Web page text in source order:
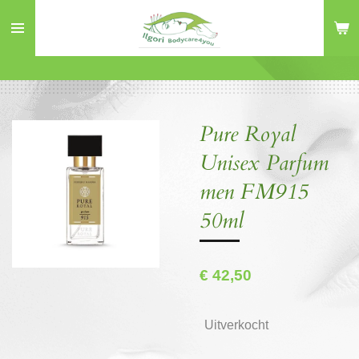
direct
hoofdinhoud
Pure Royal
Unisex Parfum
men FM915
50ml
€ 42,50
Uitverkocht